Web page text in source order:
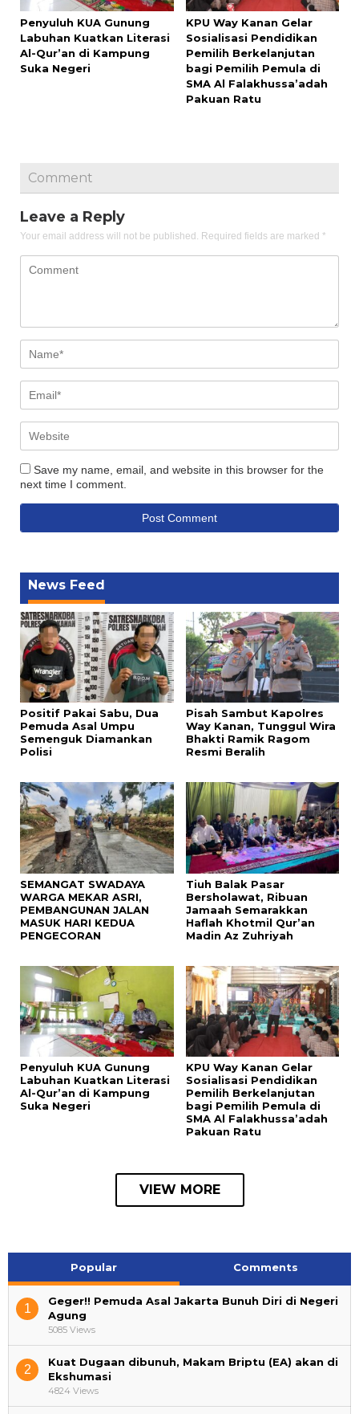
Penyuluh KUA Gunung
Labuhan Kuatkan Literasi
Al-Qur’an di Kampung
Suka Negeri
KPU Way Kanan Gelar
Sosialisasi Pendidikan
Pemilih Berkelanjutan
bagi Pemilih Pemula di
SMA Al Falakhussa’adah
Pakuan Ratu
Comment
Leave a Reply
Your email address will not be published. Required fields are marked *
Save my name, email, and website in this browser for the
next time I comment.
News Feed
Positif Pakai Sabu, Dua
Pemuda Asal Umpu
Semenguk Diamankan
Polisi
Pisah Sambut Kapolres
Way Kanan, Tunggul Wira
Bhakti Ramik Ragom
Resmi Beralih
SEMANGAT SWADAYA
WARGA MEKAR ASRI,
PEMBANGUNAN JALAN
MASUK HARI KEDUA
PENGECORAN
Tiuh Balak Pasar
Bersholawat, Ribuan
Jamaah Semarakkan
Haflah Khotmil Qur’an
Madin Az Zuhriyah
Penyuluh KUA Gunung
Labuhan Kuatkan Literasi
Al-Qur’an di Kampung
Suka Negeri
KPU Way Kanan Gelar
Sosialisasi Pendidikan
Pemilih Berkelanjutan
bagi Pemilih Pemula di
SMA Al Falakhussa’adah
Pakuan Ratu
VIEW MORE
Popular Comments
1
Geger!! Pemuda Asal Jakarta Bunuh Diri di Negeri
Agung
5085 Views
2
Kuat Dugaan dibunuh, Makam Briptu (EA) akan di
Ekshumasi
4824 Views